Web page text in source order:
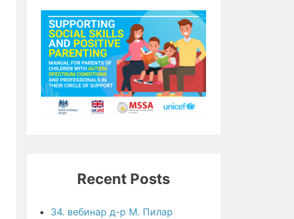
Recent Posts
34. вебинар д-р М. Пилар